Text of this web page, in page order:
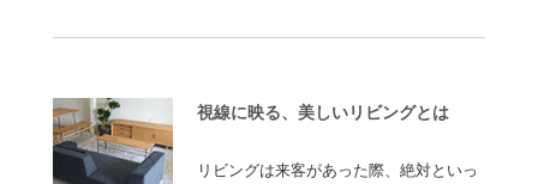
視線に映る、美しいリビングとは
リビングは来客があった際、絶対といっ